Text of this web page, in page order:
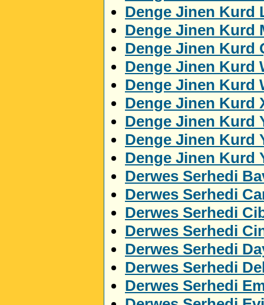
Denge Jinen Kurd
Denge Jinen Kurd
Denge Jinen Kurd
Denge Jinen Kurd
Denge Jinen Kurd
Denge Jinen Kurd
Denge Jinen Kurd
Denge Jinen Kurd
Denge Jinen Kurd
Derwes Serhedi
Derwes Serhedi
Derwes Serhedi
Derwes Serhedi
Derwes Serhedi
Derwes Serhedi
Derwes Serhedi